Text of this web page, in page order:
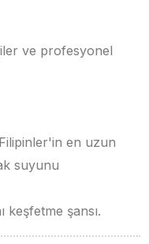
ve profesyonel
en uzun
suyunu
keşfetme şansı.